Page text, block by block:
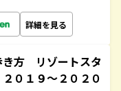
詳細を見る
方 リゾートスタ
０１９～２０２０